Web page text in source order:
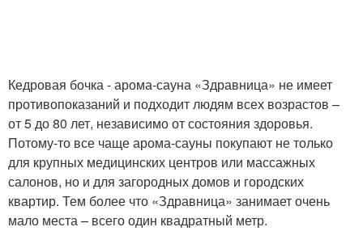
Кедровая бочка - арома-сауна «Здравница» не имеет
противопоказаний и подходит людям всех возрастов –
от 5 до 80 лет, независимо от состояния здоровья.
Потому-то все чаще арома-сауны покупают не только
для крупных медицинских центров или массажных
салонов, но и для загородных домов и городских
квартир. Тем более что «Здравница» занимает очень
мало места – всего один квадратный метр.